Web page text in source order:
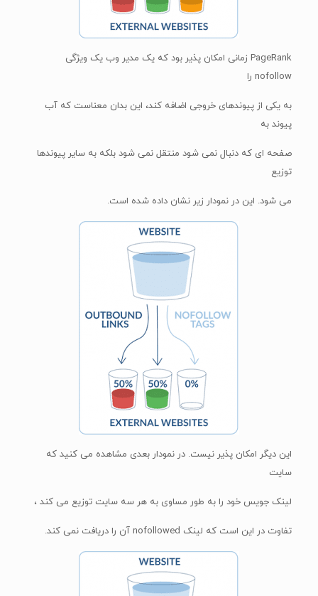
PageRank زمانی امکان پذیر بود که یک مدیر وب یک ویژگی
nofollow را
به یکی از پیوندهای خروجی اضافه کند، این بدان معناست که آب
پیوند به
صفحه ای که دنبال نمی شود منتقل نمی شود بلکه به سایر پیوندها
توزیع
می شود. این در نمودار زیر نشان داده شده است.
این دیگر امکان پذیر نیست. در نمودار بعدی مشاهده می کنید که
سایت
لینک جویس خود را به طور مساوی به هر سه سایت توزیع می کند ،
تفاوت در این است که لینک nofollowed آن را دریافت نمی کند.